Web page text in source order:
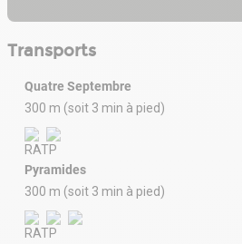
Transports
Quatre Septembre
300 m (soit 3 min à pied)
Pyramides
300 m (soit 3 min à pied)